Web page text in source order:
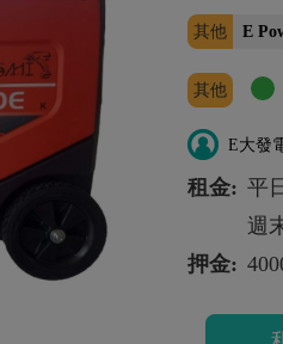
其他 E
其他
E大發
租金: 平
週
押金: